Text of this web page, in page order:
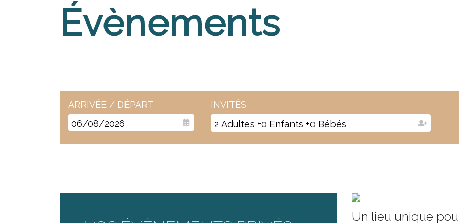
Évènements
ARRIVÉE / DÉPART
INVITÉS
2 Adultes +0 Enfants +0 Bébés
Un lieu unique